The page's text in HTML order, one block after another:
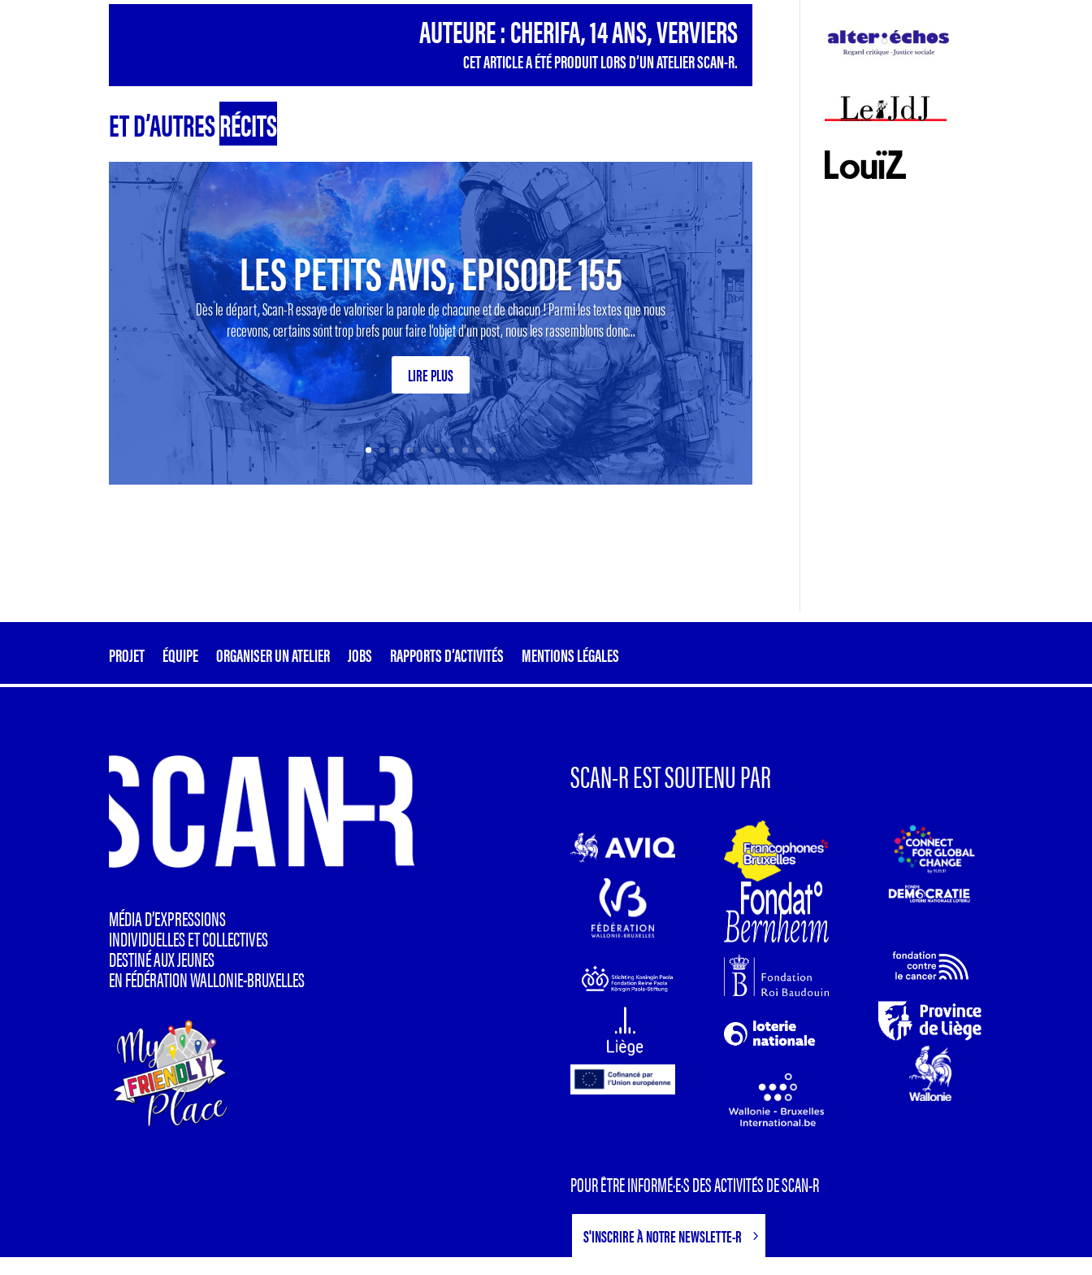
AUTEURE : CHERIFA, 14 ANS, VERVIERS
CET ARTICLE A ÉTÉ PRODUIT LORS D’UN ATELIER SCAN-R.
ET D’AUTRESRÉCITS
LES PETITS AVIS, EPISODE 155
Dès le départ, Scan-R essaye de valoriser la parole de chacune et de chacun ! Parmi les textes que nous
recevons, certains sont trop brefs pour faire l’objet d’un post, nous les rassemblons donc...
LIRE PLUS
PROJET ÉQUIPE ORGANISER UN ATELIER JOBS RAPPORTS D’ACTIVITÉS MENTIONS LÉGALES
MÉDIA D’EXPRESSIONS
INDIVIDUELLES ET COLLECTIVES
DESTINÉ AUX JEUNES
EN FÉDÉRATION WALLONIE-BRUXELLES
SCAN-R EST SOUTENU PAR
POUR ÊTRE INFORMÉ·E·S DES ACTIVITÉS DE SCAN-R
S'INSCRIRE À NOTRE NEWSLETTE-R